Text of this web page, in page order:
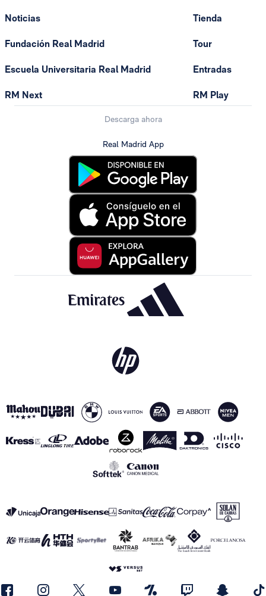
Noticias
Fundación Real Madrid
Escuela Universitaria Real Madrid
RM Next
Tienda
Tour
Entradas
RM Play
Descarga ahora
Real Madrid App